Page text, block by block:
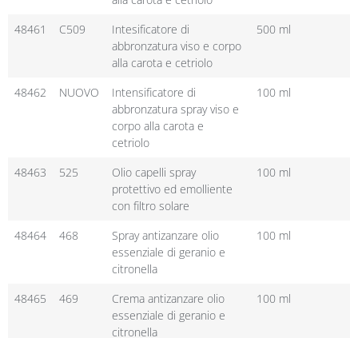
48461 C509
Intesificatore di
abbronzatura viso e corpo
alla carota e cetriolo
500 ml
48462 NUOVO
Intensificatore di
abbronzatura spray viso e
corpo alla carota e
cetriolo
100 ml
48463 525
Olio capelli spray
protettivo ed emolliente
con filtro solare
100 ml
48464 468
Spray antizanzare olio
essenziale di geranio e
citronella
100 ml
48465 469
Crema antizanzare olio
essenziale di geranio e
citronella
100 ml